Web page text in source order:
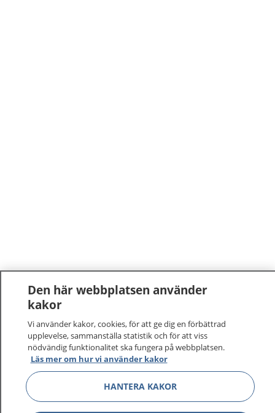
Den här webbplatsen använder
kakor
Vi använder kakor, cookies, för att ge dig en förbättrad
upplevelse, sammanställa statistik och för att viss
nödvändig funktionalitet ska fungera på webbplatsen.
Läs mer om hur vi använder kakor
HANTERA KAKOR